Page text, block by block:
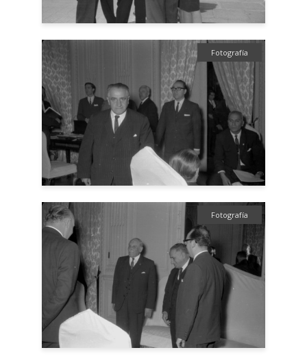
Fotografía
Fotografía